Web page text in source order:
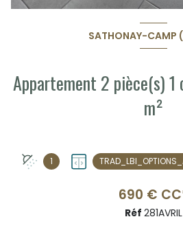
SATHONAY-CAMP
Appartement 2 pièce(s) 1 chambre(s) 23.48
m²
1
690 €
Réf 281AVRIL